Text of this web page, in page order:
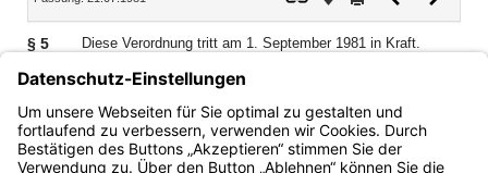
§ 5 Diese Verordnung tritt am 1. September 1981 in Kraft.
Bayern.de
BayernPortal